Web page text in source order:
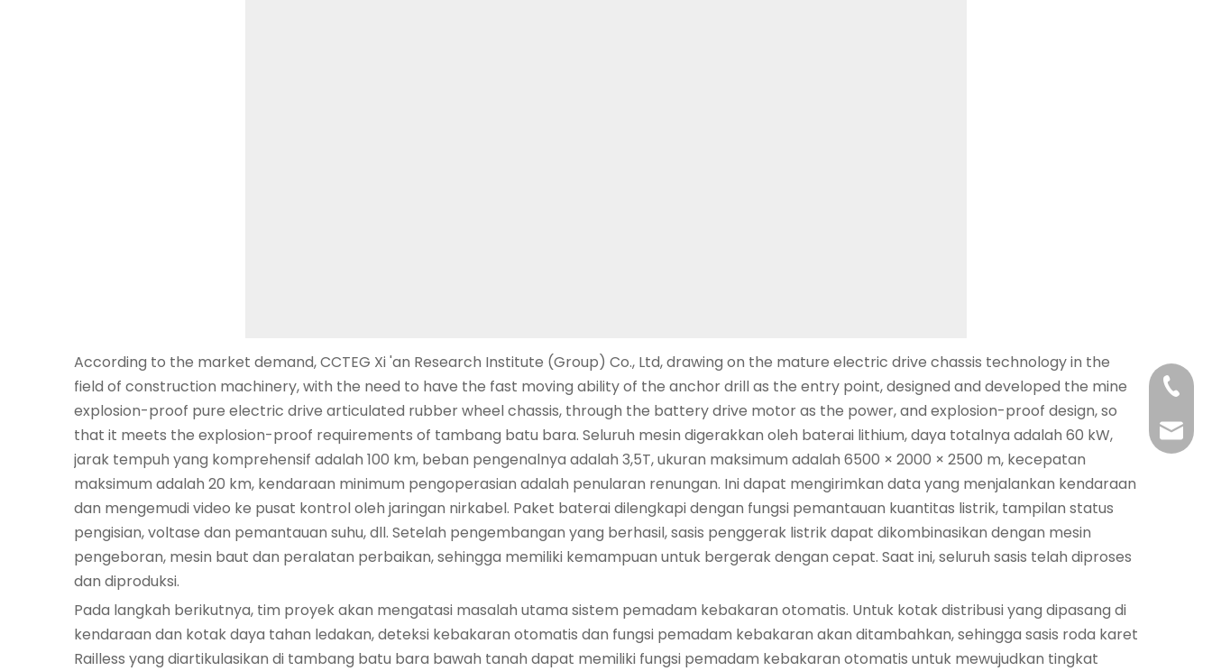
According to the market demand, CCTEG Xi 'an Research Institute (Group) Co., Ltd, drawing on the mature electric drive chassis technology in the
field of construction machinery, with the need to have the fast moving ability of the anchor drill as the entry point, designed and developed the mine
explosion-proof pure electric drive articulated rubber wheel chassis, through the battery drive motor as the power, and explosion-proof design, so
that it meets the explosion-proof requirements of tambang batu bara. Seluruh mesin digerakkan oleh baterai lithium, daya totalnya adalah 60 kW,
jarak tempuh yang komprehensif adalah 100 km, beban pengenalnya adalah 3,5T, ukuran maksimum adalah 6500 × 2000 × 2500 m, kecepatan
maksimum adalah 20 km, kendaraan minimum pengoperasian adalah penularan renungan. Ini dapat mengirimkan data yang menjalankan kendaraan
dan mengemudi video ke pusat kontrol oleh jaringan nirkabel. Paket baterai dilengkapi dengan fungsi pemantauan kuantitas listrik, tampilan status
pengisian, voltase dan pemantauan suhu, dll. Setelah pengembangan yang berhasil, sasis penggerak listrik dapat dikombinasikan dengan mesin
pengeboran, mesin baut dan peralatan perbaikan, sehingga memiliki kemampuan untuk bergerak dengan cepat. Saat ini, seluruh sasis telah diproses
dan diproduksi.
Pada langkah berikutnya, tim proyek akan mengatasi masalah utama sistem pemadam kebakaran otomatis. Untuk kotak distribusi yang dipasang di
kendaraan dan kotak daya tahan ledakan, deteksi kebakaran otomatis dan fungsi pemadam kebakaran akan ditambahkan, sehingga sasis roda karet
Railless yang diartikulasikan di tambang batu bara bawah tanah dapat memiliki fungsi pemadam kebakaran otomatis untuk mewujudkan tingkat
+86-
+86-